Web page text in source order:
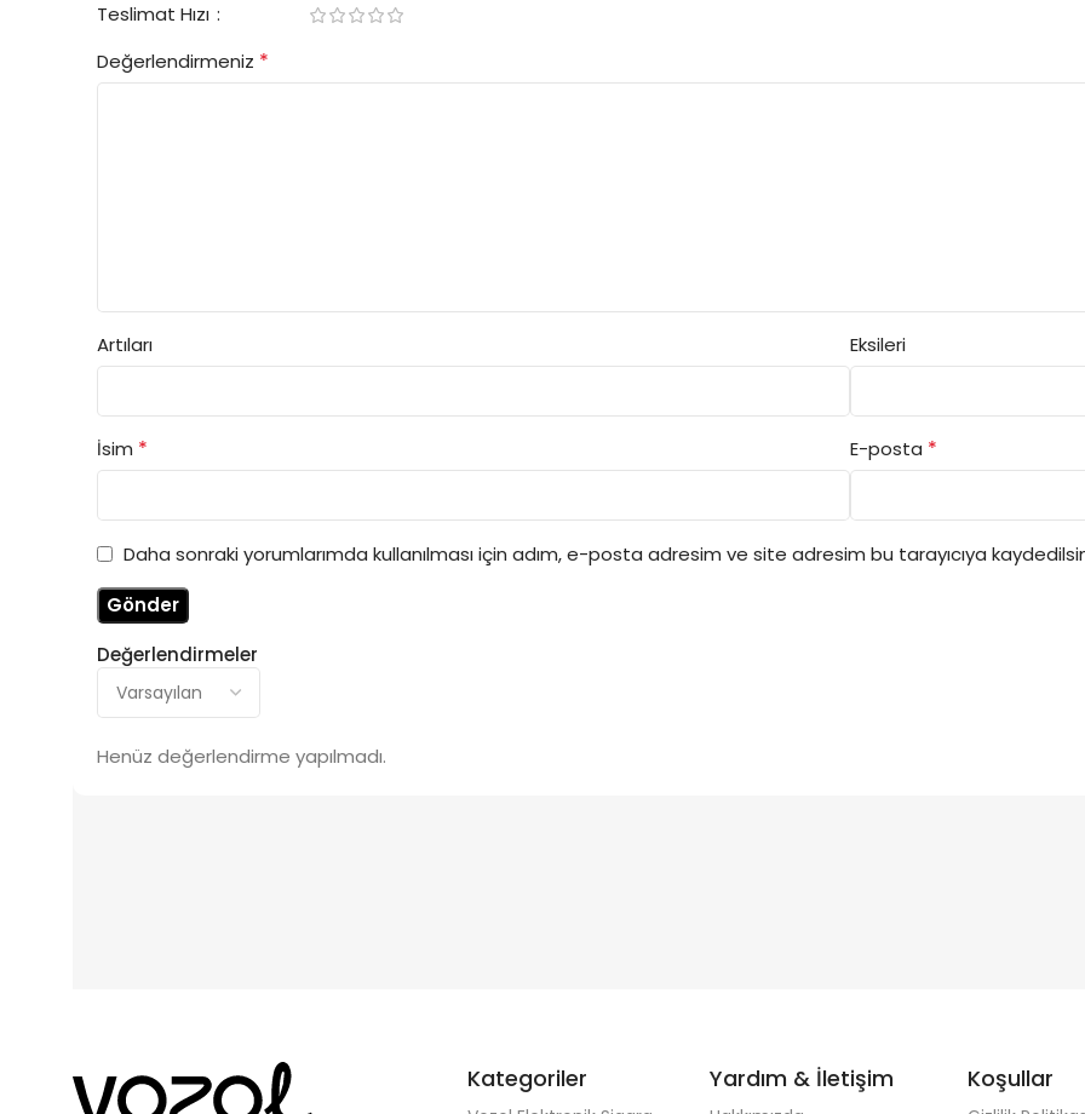
Değerlendirmeler
Henüz değerlendirme yapılmadı.
Teslimat Hızı
Değerlendirmeniz *
Artıları Eksileri
İsim * E-posta *
Daha sonraki yorumlarımda kullanılması için adım, e-posta adresim ve site adresim bu tarayıcıya
Kategoriler Yardım & İletişim Koşullar